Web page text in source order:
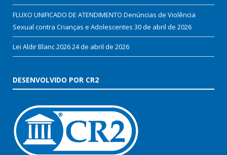
FLUXO UNIFICADO DE ATENDIMENTO Denúncias de Violência
Sexual contra Crianças e Adolescentes 30 de abril de 2026
Lei Aldir Blanc 202624 de abril de 2026
DESENVOLVIDO POR CR2